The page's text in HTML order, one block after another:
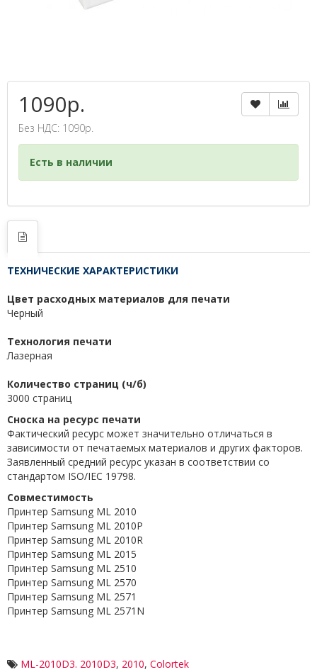
1090р.
Без НДС: 1090р.
Есть в наличии
ТЕХНИЧЕСКИЕ ХАРАКТЕРИСТИКИ
Цвет расходных материалов для печати
Черный
Технология печати
Лазерная
Количество страниц (ч/б)
3000 страниц
Сноска на ресурс печати
Фактический ресурс может значительно отличаться в
зависимости от печатаемых материалов и других факторов.
Заявленный средний ресурс указан в соответствии со
стандартом ISO/IEC 19798.
Совместимость
Принтер Samsung ML 2010
Принтер Samsung ML 2010P
Принтер Samsung ML 2010R
Принтер Samsung ML 2015
Принтер Samsung ML 2510
Принтер Samsung ML 2570
Принтер Samsung ML 2571
Принтер Samsung ML 2571N
ML-2010D3. 2010D3, 2010, Colortek